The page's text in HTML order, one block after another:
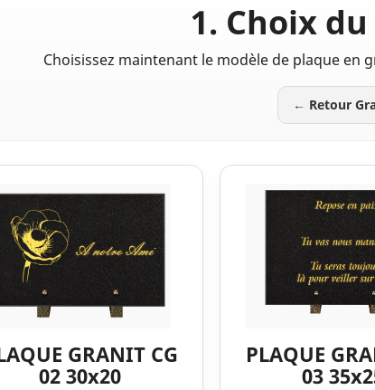
1. Choix
Choisissez maintenant le modèle de plaque en
← Retour
GRANIT CG
02 30x20
PLAQUE
03